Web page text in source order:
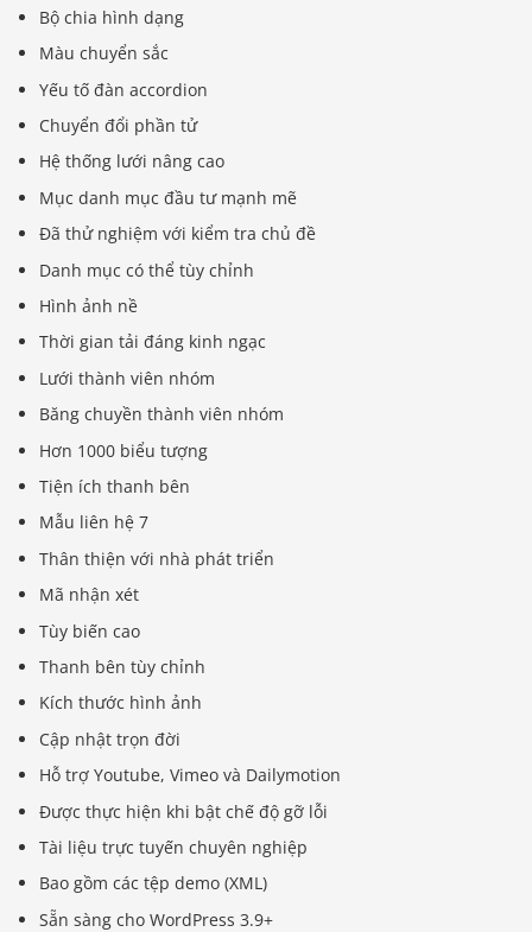
Bộ chia hình dạng
Màu chuyển sắc
Yếu tố đàn accordion
Chuyển đổi phần tử
Hệ thống lưới nâng cao
Mục danh mục đầu tư mạnh mẽ
Đã thử nghiệm với kiểm tra chủ đề
Danh mục có thể tùy chỉnh
Hình ảnh nề
Thời gian tải đáng kinh ngạc
Lưới thành viên nhóm
Băng chuyền thành viên nhóm
Hơn 1000 biểu tượng
Tiện ích thanh bên
Mẫu liên hệ 7
Thân thiện với nhà phát triển
Mã nhận xét
Tùy biến cao
Thanh bên tùy chỉnh
Kích thước hình ảnh
Cập nhật trọn đời
Hỗ trợ Youtube, Vimeo và Dailymotion
Được thực hiện khi bật chế độ gỡ lỗi
Tài liệu trực tuyến chuyên nghiệp
Bao gồm các tệp demo (XML)
Sẵn sàng cho WordPress 3.9+